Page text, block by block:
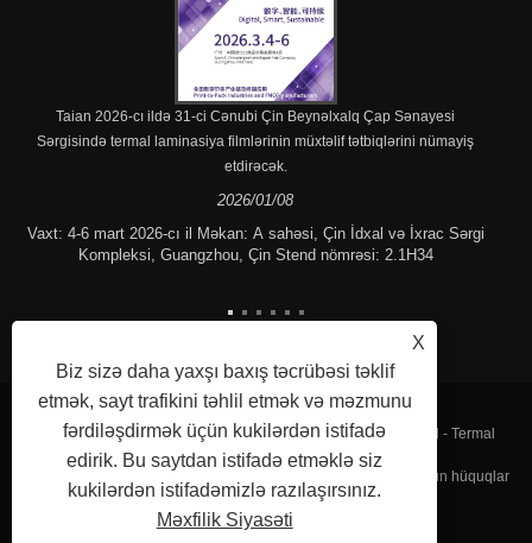
Taian 2026-cı ildə 31-ci Cənubi Çin Beynəlxalq Çap Sənayesi
Sərgisində termal laminasiya filmlərinin müxtəlif tətbiqlərini nümayiş
etdirəcək.
2026/01/08
Vaxt: 4-6 mart 2026-cı il Məkan: A sahəsi, Çin İdxal və İxrac Sərgi
Kompleksi, Guangzhou, Çin Stend nömrəsi: 2.1H34
Müəlliflik hüququ © 2023 Fujian Taian Lamination Film Co, Ltd - Termal
laminasiya filmi, laminat polad film, Termal laminasiya filmi - Bütün hüquqlar
qorunur.
X
Biz sizə daha yaxşı baxış təcrübəsi təklif
etmək, sayt trafikini təhlil etmək və məzmunu
fərdiləşdirmək üçün kukilərdən istifadə
edirik. Bu saytdan istifadə etməklə siz
kukilərdən istifadəmizlə razılaşırsınız.
Məxfilik Siyasəti